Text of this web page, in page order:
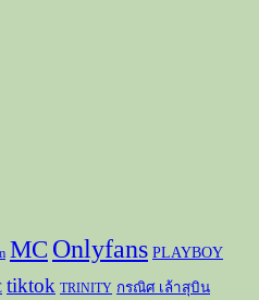
MC Onlyfans PLAYBOY
tiktok TRINITY กรณิศ เล้าสุบิน